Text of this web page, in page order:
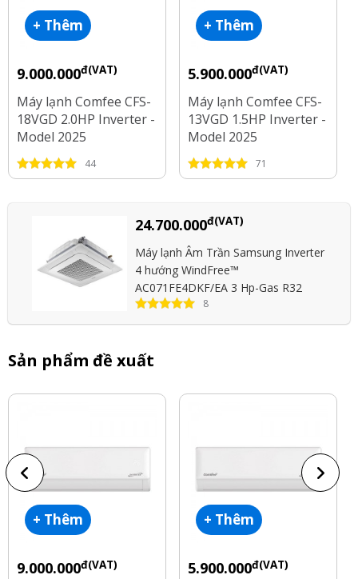
+ Thêm
9.000.000đ(VAT)
Máy lạnh Comfee CFS-
18VGD 2.0HP Inverter -
Model 2025
44
+ Thêm
5.900.000đ(VAT)
Máy lạnh Comfee CFS-
13VGD 1.5HP Inverter -
Model 2025
71
24.700.000đ(VAT)
Máy lạnh Âm Trần Samsung Inverter
4 hướng WindFree™
AC071FE4DKF/EA 3 Hp-Gas R32
8
Sản phẩm đề xuất
+ Thêm
9.000.000đ(VAT)
+ Thêm
5.900.000đ(VAT)